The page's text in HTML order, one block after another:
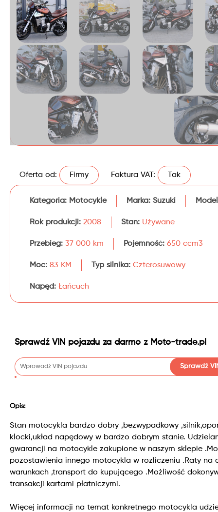
Oferta od: Firmy Faktura VAT: Tak
Kategoria: Motocykle Marka: Suzuki
Rok produkcji: 2008 Stan: Używane
Przebieg: 37 000 km Pojemność: 650 ccm3
Moc: 83 KM Typ silnika: Czterosuwowy
Napęd: Łańcuch
Sprawdź VIN pojazdu za darmo z Moto-trade.pl
Sprawdź
Opis:
Stan motocykla bardzo dobry ,bezwypadkowy
klocki,układ napędowy w bardzo dobrym stanie.
gwarancji na motocykle zakupione w naszym sklepie
pozostawienia innego motocykla w rozliczeniu .Raty na
warunkach ,transport do kupującego .Możliwość
transakcji kartami płatniczymi.
Więcej informacji na temat konkretnego motocykla